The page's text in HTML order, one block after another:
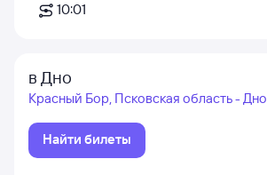
10:01
в Дно
Красный Бор, Псковская область - Дно
Найти билеты